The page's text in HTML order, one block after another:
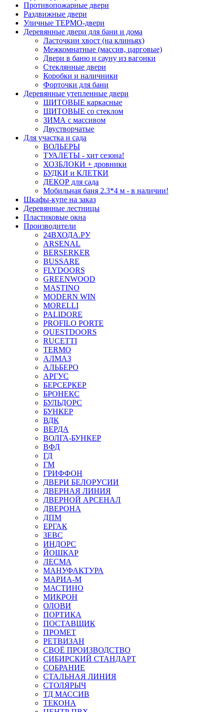
Противопожарные двери
Раздвижные двери
Уличные ТЕРМО-двери
Деревянные двери для бани и дома
Ласточкин хвост (на клиньях)
Межкомнатные (массив, царговые)
Двери в баню и сауну из вагонки
Стеклянные двери
Коробки и наличники
Форточки для бани
Деревянные утепленные двери
ЩИТОВЫЕ каркасные
ЩИТОВЫЕ со стеклом
ЗИМА с массивом
Двустворчатые
Для участка и сада
ВОЛЬЕРЫ
ТУАЛЕТЫ - хит сезона!
ХОЗБЛОКИ + дровники
БУДКИ и КЛЕТКИ
ДЕКОР для сада
Мобильная баня 2.3*4 м - в наличии!
Шкафы-купе на заказ
Деревянные лестницы
Пластиковые окна
Производители
24ВХОДА.РУ
ARSENAL
BERSERKER
BUSSARE
FLYDOORS
GREENWOOD
MASTINO
MODERN WIN
MORELLI
PALIDORE
PROFILO PORTE
QUESTDOORS
RUCETTI
TERMO
АЛМАЗ
АЛЬБЕРО
АРГУС
БЕРСЕРКЕР
БРОНЕКС
БУЛЬДОРС
БУНКЕР
ВДК
ВЕРДА
ВОЛГА-БУНКЕР
ВФД
ГД
ГМ
ГРИФФОН
ДВЕРИ БЕЛОРУСИИ
ДВЕРНАЯ ЛИНИЯ
ДВЕРНОЙ АРСЕНАЛ
ДВЕРОНА
ДПМ
ЕРГАК
ЗЕВС
ИНДОРС
ЙОШКАР
ЛЕСМА
МАНУФАКТУРА
МАРИА-М
МАСТИНО
МИКРОН
ОЛОВИ
ПОРТИКА
ПОСТАВЩИК
ПРОМЕТ
РЕТВИЗАН
СВОЁ ПРОИЗВОДСТВО
СИБИРСКИЙ СТАНДАРТ
СОБРАНИЕ
СТАЛЬНАЯ ЛИНИЯ
СТОЛЯРЫЧ
ТД МАССИВ
ТЕКОНА